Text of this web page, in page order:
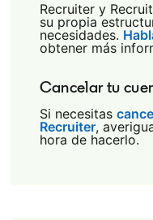
Recruiter y
su propia
necesidades.
obtener más
Cancelar tu
Si necesitas
Recruiteropens in
,
hora de hacerlo.